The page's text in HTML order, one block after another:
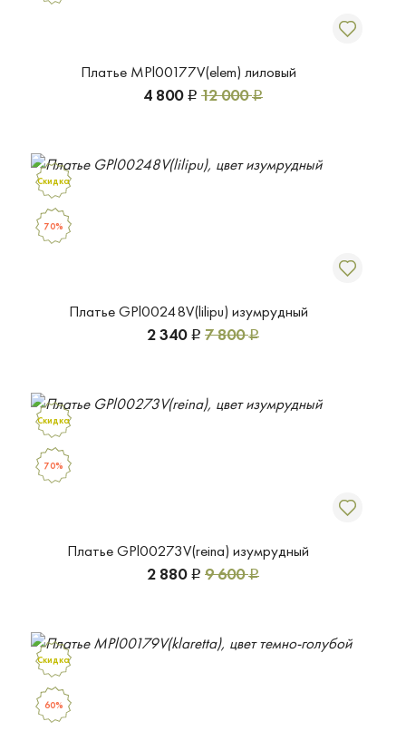
Платье MPl00177V(elem) лиловый
4 800 Р 12 000Р
Платье GPl00248V(lilipu) изумрудный
2 340 Р 7 800Р
Скидка
70%
Платье GPl00273V(reina) изумрудный
2 880 Р 9 600Р
Скидка
70%
Скидка
60%